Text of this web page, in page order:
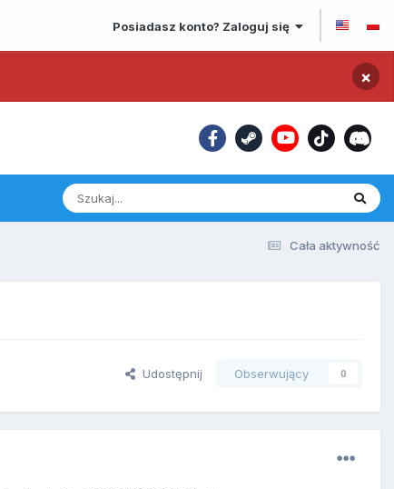
Posiadasz konto? Zaloguj się
×
Cała aktywność
Udostępnij Obserwujący 0